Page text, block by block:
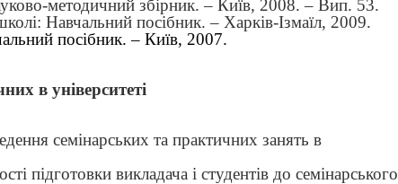
методичний збірник. – Київ, 2008. – Вип. 53.
Навчальний посібник. – Харків-Ізмаїл, 2009.
посібник. – Київ, 2007.
в університеті
семінарських та практичних занять в
підготовки викладача і студентів до семінарського